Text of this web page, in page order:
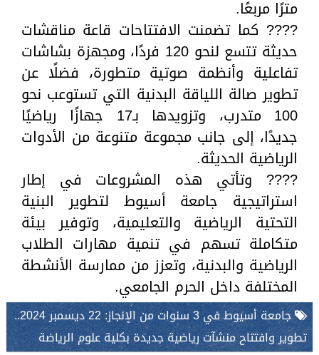
مترًا مربعًا.
???? كما تضمنت الافتتاحات قاعة مناقشات
حديثة تتسع لنحو 120 فردًا، ومجهزة بشاشات
تفاعلية وأنظمة صوتية متطورة، فضلًا عن
تطوير صالة اللياقة البدنية التي تستوعب نحو
100 متدرب، وتزويدها بـ17 جهازًا رياضيًا
جديدًا، إلى جانب مجموعة متنوعة من الأدوات
الرياضية الحديثة.
???? وتأتي هذه المشروعات في إطار
استراتيجية جامعة أسيوط لتطوير البنية
التحتية الرياضية والتعليمية، وتوفير بيئة
متكاملة تسهم في تنمية مهارات الطلاب
الرياضية والبدنية، وتعزز من ممارسة الأنشطة
المختلفة داخل الحرم الجامعي.
جامعة أسيوط في 3 سنوات من الإنجاز: 22 ديسمبر 2024..
تطوير وافتتاح منشآت رياضية جديدة بكلية علوم الرياضة